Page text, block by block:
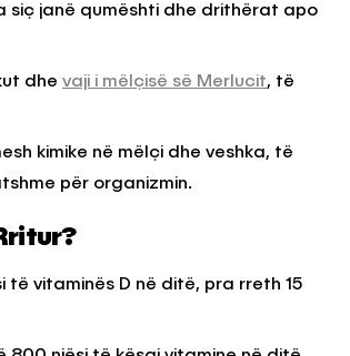
siç janë qumështi dhe drithërat apo
dhe vaji i mëlçisë së Merlucit, të
kimike në mëlçi dhe veshka, të
për organizmin.
vitaminës D në ditë, pra rreth 15